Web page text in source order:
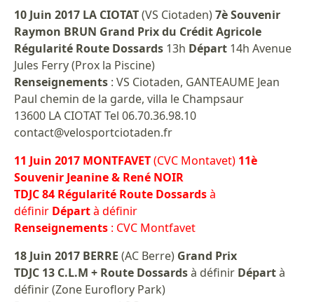
10 Juin 2017 LA CIOTAT(VS Ciotaden)7è Souvenir
Raymon BRUN Grand Prix du Crédit Agricole
Régularité Route Dossards 13h Départ 14h Avenue
Jules Ferry (Prox la Piscine)
Renseignements : VS Ciotaden, GANTEAUME Jean
Paul chemin de la garde, villa le Champsaur
13600 LA CIOTAT Tel 06.70.36.98.10
contact@velosportciotaden.fr
11 Juin 2017 MONTFAVET(CVC Montavet) 11è
Souvenir Jeanine & René NOIR
TDJC 84 Régularité Route Dossardsà
définir Départà définir
Renseignements : CVC Montfavet
18 Juin 2017 BERRE (AC Berre) Grand Prix
TDJC 13 C.L.M + Route Dossardsà définir Départà
définir (Zone Euroflory Park)